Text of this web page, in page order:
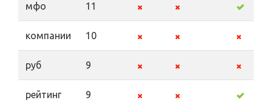
мфо 11
компании 10
руб 9
рейтинг 9